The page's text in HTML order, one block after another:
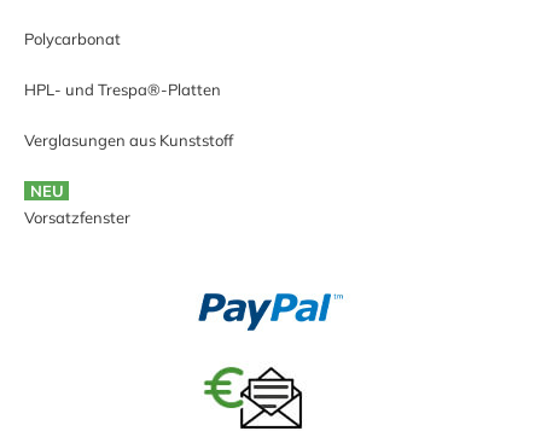
Polycarbonat
HPL- und Trespa®-Platten
Verglasungen aus Kunststoff
NEU
Vorsatzfenster